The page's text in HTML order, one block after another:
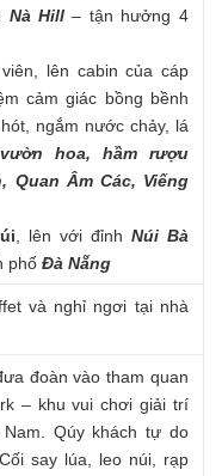
Nà Hill– tận hưởng 4
lên cabin của cáp
cảm giác bồng bềnh
ngắm nước chảy, lá
vườn hoa, hầm rượu
Quan Âm Các, Viếng
, lên với đỉnh Núi Bà
phốĐà Nẵng
và nghỉ ngơi tại nhà
đoàn vào tham quan
– khu vui chơi giải trí
Qúy khách tự do
say lúa, leo núi, rạp